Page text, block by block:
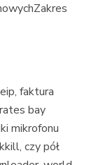
faktura
bay
mikrofonu
czy pół